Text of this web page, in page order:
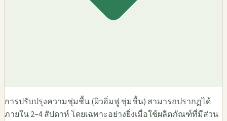
การปรับปรุงความชุ่มชื้น (ผิวอิ่มฟู ชุ่มชื้น) สามารถปรากฏได้
ภายใน 2–4 สัปดาห์ โดยเฉพาะอย่างยิ่งเมื่อใช้ผลิตภัณฑ์ที่มีส่วน